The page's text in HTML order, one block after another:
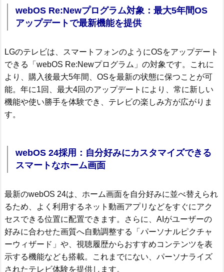
webOS Re:Newプログラム対象：最大5年間OS
アップデートで最新機能を提供
LGのテレビは、スマートフォンのようにOSをアップデート
できる「webOS Re:Newプログラム」の対象です。これに
より、購入後最大5年間、OSを最新の状態に保つことが可
能。年に1回、最大4回のアップデートにより、常に新しい
機能や使い勝手を体験でき、テレビの楽しみ方が広がりま
す。
webOS 24採用：自分好みにカスタマイズできる
スマートなホーム画面
最新のwebOS 24は、ホーム画面を自分好みに並べ替えられ
るため、よく利用するネット動画アプリなどをすぐにアク
セスできる位置に配置できます。さらに、AIがユーザーの
好みに合わせた画質へ自動調整する「パーソナルピクチャ
ーウィザード」や、視聴履歴からおすすめコンテンツを表
示する機能なども搭載。これまでにない、パーソナライズ
されたテレビ体験を提供します。